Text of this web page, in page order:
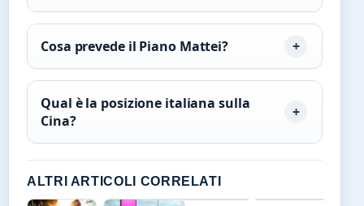
Cosa prevede il Piano Mattei?
Qual è la posizione italiana sulla
Cina?
ALTRI ARTICOLI CORRELATI